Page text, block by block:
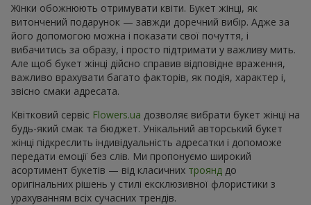
Жінки обожнюють отримувати квіти. Букет жінці, як
витончений подарунок — завжди доречний вибір. Адже за
його допомогою можна і показати свої почуття, і
вибачитись за образу, і просто підтримати у важливу мить.
Але щоб букет жінці дійсно справив відповідне враження,
важливо врахувати багато факторів, як подія, характер і,
звісно смаки адресата.
Квітковий сервіс Flowers.ua дозволяє вибрати букет жінці на
будь-який смак та бюджет. Унікальний авторський букет
жінці підкреслить індивідуальність адресатки і допоможе
передати емоції без слів. Ми пропонуємо широкий
асортимент букетів — від класичних троянд до
оригінальних рішень у стилі ексклюзивної флористики з
урахуванням всіх сучасних трендів.